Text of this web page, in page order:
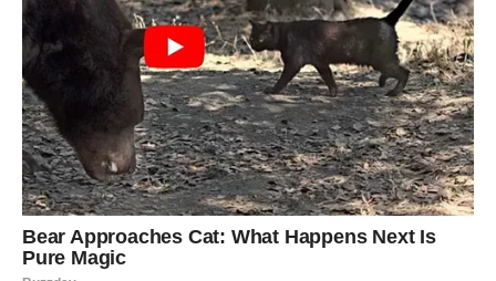
U nedavnoj objavi na Instagramu, Sergej je dao uvid u to kako